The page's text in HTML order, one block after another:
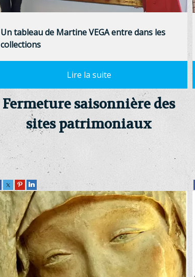
Un tableau de Martine VEGA entre dans les
collections
Fermeture saisonnière des
sites patrimoniaux